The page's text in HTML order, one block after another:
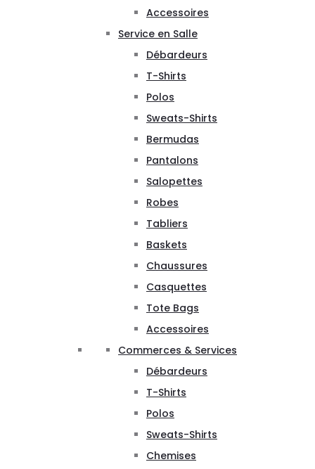
Accessoires
Service en Salle
Débardeurs
T-Shirts
Polos
Sweats-Shirts
Bermudas
Pantalons
Salopettes
Robes
Tabliers
Baskets
Chaussures
Casquettes
Tote Bags
Accessoires
Commerces & Services
Débardeurs
T-Shirts
Polos
Sweats-Shirts
Chemises